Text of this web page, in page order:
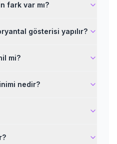
fark var mı?
gösterisi yapılır?
mi?
nedir?